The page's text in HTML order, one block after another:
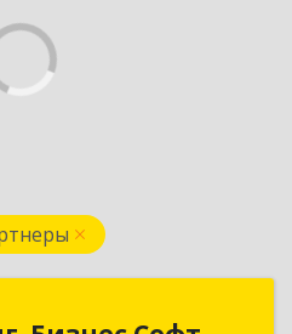
Бизнес Софт